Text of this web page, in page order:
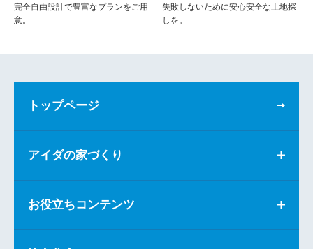
完全自由設計で豊富なプランをご用
意。
失敗しないために安心安全な土地探
しを。
トップページ
アイダの家づくり
お役立ちコンテンツ